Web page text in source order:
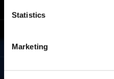
Statistics
Marketing
PlayStation🄬5/